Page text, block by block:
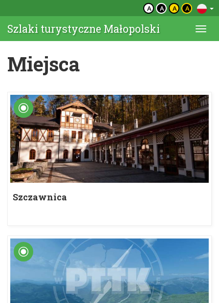
A A A A
Szlaki turystyczne Małopolski
Miejsca
Szczawnica